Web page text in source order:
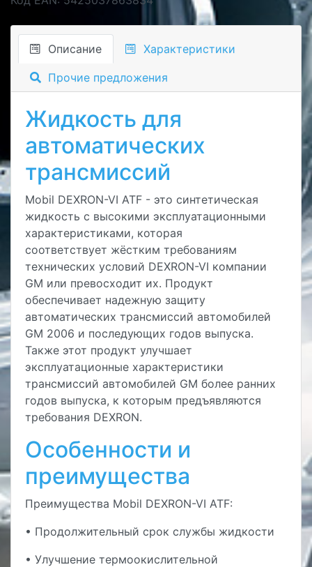
Описание Характеристики
Прочие предложения
Жидкость для
автоматических
трансмиссий
Mobil DEXRON-VI ATF - это синтетическая
жидкость с высокими эксплуатационными
характеристиками, которая
соответствует жёстким требованиям
технических условий DEXRON-VI компании
GM или превосходит их. Продукт
обеспечивает надежную защиту
автоматических трансмиссий автомобилей
GM 2006 и последующих годов выпуска.
Также этот продукт улучшает
эксплуатационные характеристики
трансмиссий автомобилей GM более ранних
годов выпуска, к которым предъявляются
требования DEXRON.
Особенности и
преимущества
Преимущества Mobil DEXRON-VI ATF:
• Продолжительный срок службы жидкости
• Улучшение термоокислительной